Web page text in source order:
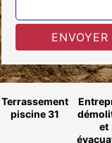
Terrassement
piscine 31
et